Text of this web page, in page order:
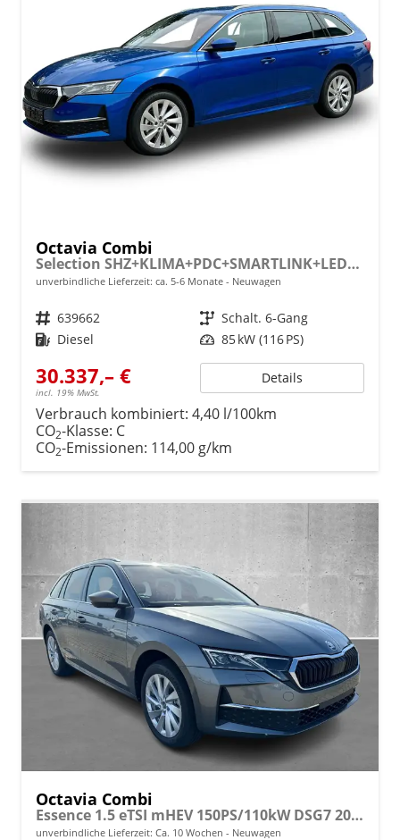
Octavia Combi
Selection SHZ+KLIMA+PDC+SMARTLINK+LED+16" ALU
unverbindliche Lieferzeit: ca. 5-6 Monate Neuwagen
Fahrzeugnr. 639662 Getriebe Schalt. 6-Gang
Kraftstoff Diesel Leistung 85 kW (116 PS)
30.337,– €
incl. 19% MwSt.
Details
Verbrauch kombiniert: 4,40 l/100km
CO2-Klasse: C
CO2-Emissionen: 114,00 g/km
Octavia Combi
Essence 1.5 eTSI mHEV 150PS/110kW DSG7 2026
unverbindliche Lieferzeit: Ca. 10 Wochen Neuwagen